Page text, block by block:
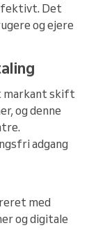
Det
og ejere
markant skift
og denne
adgang
med
og digitale